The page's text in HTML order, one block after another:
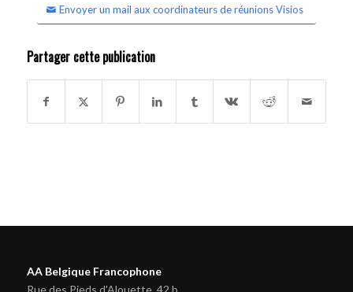
Envoyer un mail aux coordinateurs de réunions Visios
Partager cette publication
AA Belgique Francophone
Rue des Pieds d'Alouette, 42 b